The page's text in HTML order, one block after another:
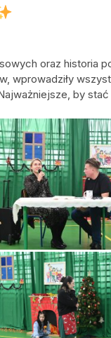
oraz historia
wprowadziły
by